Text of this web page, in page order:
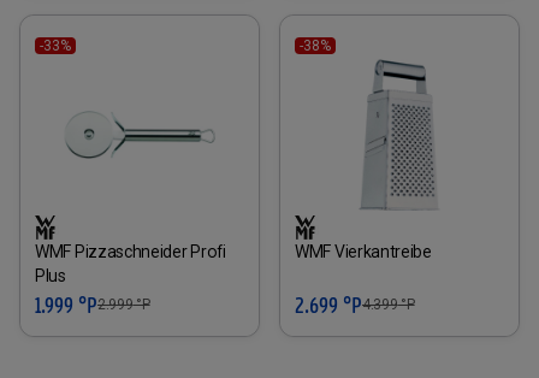
-33%
WMF Pizzaschneider Profi
Plus
1.999 °P2.999°P
-38%
WMF Vierkantreibe
2.699 °P4.399°P